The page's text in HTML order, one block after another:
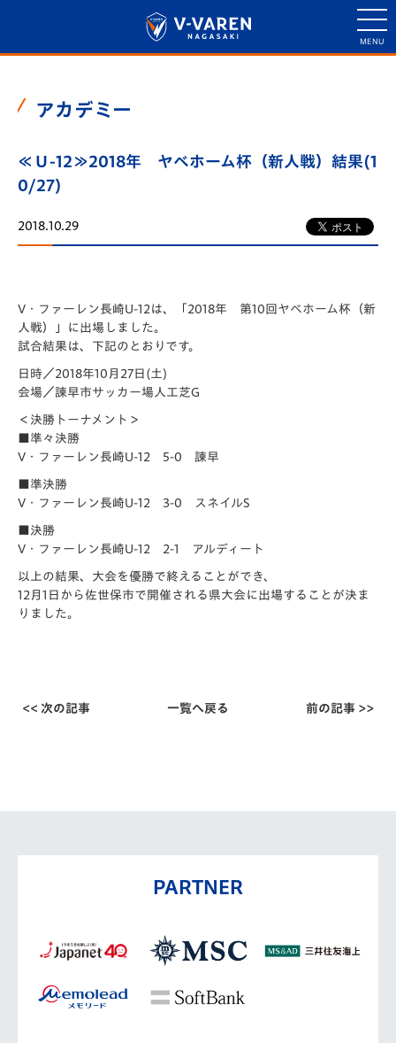
アカデミー
≪Ｕ-12≫2018年 ヤベホーム杯（新人戦）結果(1
0/27)
2018.10.29
V・ファーレン長崎U-12は、「2018年 第10回ヤベホーム杯（新
人戦）」に出場しました。
試合結果は、下記のとおりです。
日時／2018年10月27日(土)
会場／諫早市サッカー場人工芝G
＜決勝トーナメント＞
■準々決勝
V・ファーレン長崎U-12 5-0 諫早
■準決勝
V・ファーレン長崎U-12 3-0 スネイルS
■決勝
V・ファーレン長崎U-12 2-1 アルディート
以上の結果、大会を優勝で終えることができ、
12月1日から佐世保市で開催される県大会に出場することが決ま
りました。
<< 次の記事 一覧へ戻る 前の記事 >>
PARTNER